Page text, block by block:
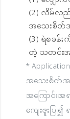
(2) လိမ်လည်
အသေးစိတ်
(3) ရဲစခန်
တဲ့ သတင်း
*
အသေးစိတ်
အကြောင်း
ကျေးဇူးပြု၍